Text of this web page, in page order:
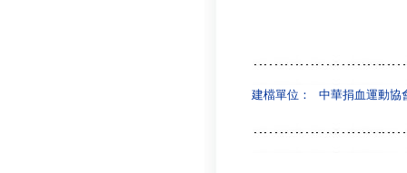
建檔單位： 中華捐血運動協